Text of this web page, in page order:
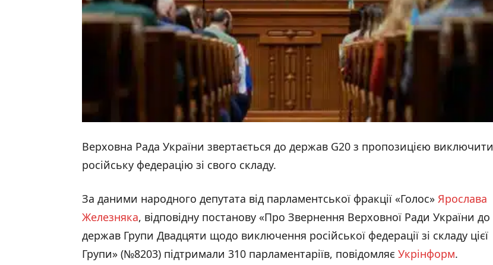
Верховна Рада України звертається до держав G20 з пропозицією виключити
російську федерацію зі свого складу.
За даними народного депутата від парламентської фракції «Голос» Ярослава
Железняка, відповідну постанову «Про Звернення Верховної Ради України до
держав Групи Двадцяти щодо виключення російської федерації зі складу цієї
Групи» (№8203) підтримали 310 парламентаріїв, повідомляє Укрінформ.